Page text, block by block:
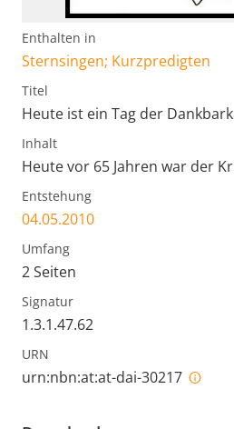
Enthalten in
Sternsingen; Kurzpredigten
Titel
Heute ist ein Tag der
Inhalt
Heute vor 65 Jahren war der
Entstehung
04.05.2010
Umfang
2 Seiten
Signatur
1.3.1.47.62
URN
urn:nbn:at:at-dai-30217